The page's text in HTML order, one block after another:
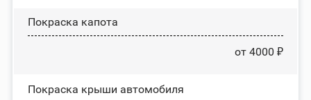
Покраска капота
от 4000 ₽
Покраска крыши автомобиля